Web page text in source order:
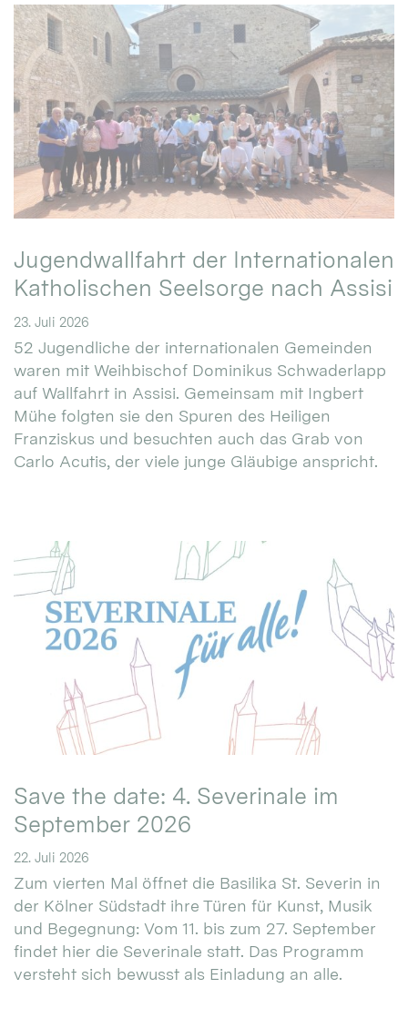
Jugendwallfahrt der Internationalen
Katholischen Seelsorge nach Assisi
23. Juli 2026
52 Jugendliche der internationalen Gemeinden
waren mit Weihbischof Dominikus Schwaderlapp
auf Wallfahrt in Assisi. Gemeinsam mit Ingbert
Mühe folgten sie den Spuren des Heiligen
Franziskus und besuchten auch das Grab von
Carlo Acutis, der viele junge Gläubige anspricht.
Save the date: 4. Severinale im
September 2026
22. Juli 2026
Zum vierten Mal öffnet die Basilika St. Severin in
der Kölner Südstadt ihre Türen für Kunst, Musik
und Begegnung: Vom 11. bis zum 27. September
findet hier die Severinale statt. Das Programm
versteht sich bewusst als Einladung an alle.